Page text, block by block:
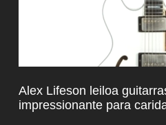
Alex Lifeson leiloa
impressionante para